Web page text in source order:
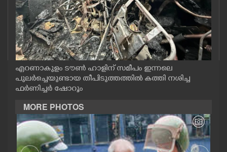
CASE DIARY
CINEMA
OPINION
PHOTOS
LIFESTYLE
എറണാകുളം ടൗൺ ഹാളിന് സമീപം ഇന്നലെ
പുലർച്ചെയുണ്ടായ തീപിടുത്തത്തിൽ കത്തി നശിച്ച
ഫർണിച്ചർ ഷോറൂം
MORE PHOTOS